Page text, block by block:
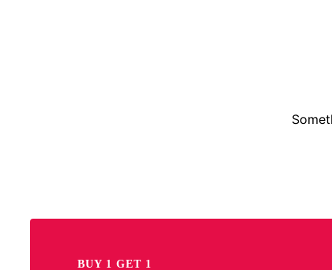
BUY 1 GET 1